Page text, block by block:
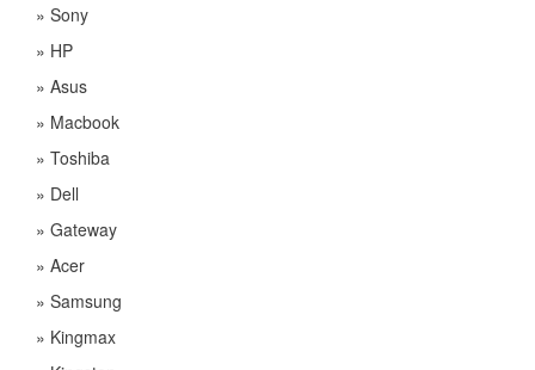
» Sony
» HP
» Asus
» Macbook
» Toshiba
» Dell
» Gateway
» Acer
» Samsung
» Kingmax